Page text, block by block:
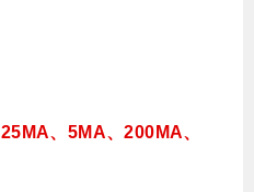
25MA、5MA、200MA、